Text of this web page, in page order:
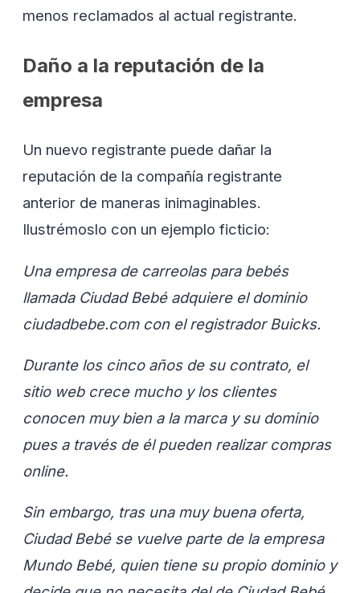
menos reclamados al actual registrante.
Daño a la reputación de la
empresa
Un nuevo registrante puede dañar la
reputación de la compañía registrante
anterior de maneras inimaginables.
Ilustrémoslo con un ejemplo ficticio:
Una empresa de carreolas para bebés
llamada Ciudad Bebé adquiere el dominio
ciudadbebe.com con el registrador Buicks.
Durante los cinco años de su contrato, el
sitio web crece mucho y los clientes
conocen muy bien a la marca y su dominio
pues a través de él pueden realizar compras
online.
Sin embargo, tras una muy buena oferta,
Ciudad Bebé se vuelve parte de la empresa
Mundo Bebé, quien tiene su propio dominio y